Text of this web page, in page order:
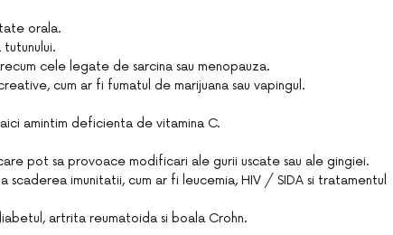
orala.
tutunului.
cele legate de sarcina sau menopauza.
cum ar fi fumatul de marijuana sau vapingul.
amintim deficienta de vitamina C.
pot sa provoace modificari ale gurii uscate sau ale gingiei.
scaderea imunitatii, cum ar fi leucemia, HIV / SIDA si tratamentul
artrita reumatoida si boala Crohn.